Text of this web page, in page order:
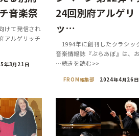
音楽祭
けて発信され
アルゲリッチ
年3月21日
24回別府アルゲリ
ッ…
1994年に創刊したクラシッ
音楽情報誌『ぶらあぼ』は、
…続きを読む>>
FROM編集部 2024年4月26日